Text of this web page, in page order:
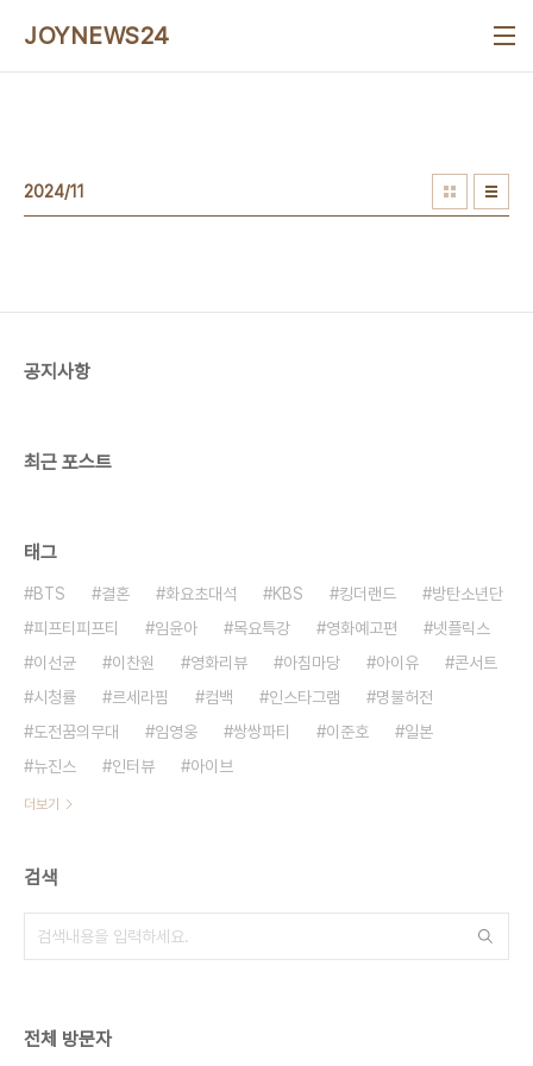
JOYNEWS24
2024/11
공지사항
최근 포스트
태그
BTS 결혼 화요초대석 KBS 킹더랜드
방탄소년단
피프티피프티
임윤아 목요특강 영화예고편
넷플릭스
이선균
이찬원 영화리뷰 아침마당 아이유
콘서트
시청률
르세라핌 컴백 인스타그램
명불허전
도전꿈의무대
임영웅 쌍쌍파티 이준호
일본
뉴진스
인터뷰 아이브
더보기
검색
전체 방문자